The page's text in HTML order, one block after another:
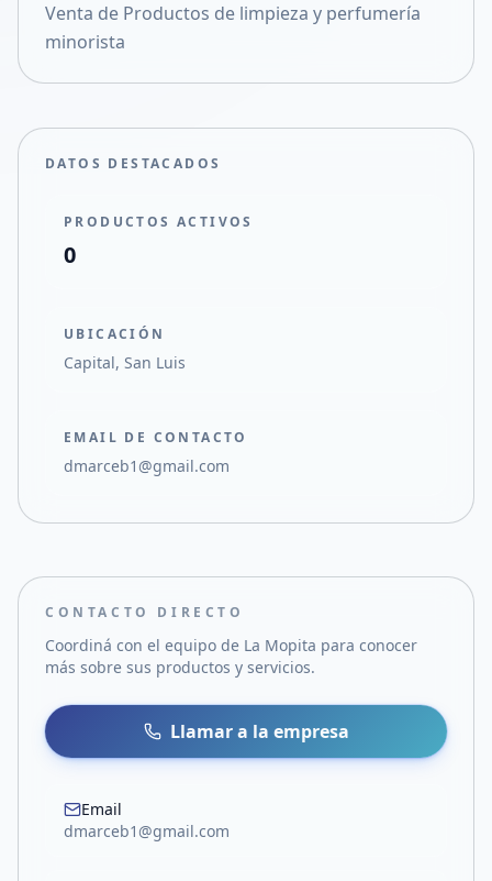
Compartir en X
Venta de Productos de limpieza y perfumería
minorista
DATOS DESTACADOS
PRODUCTOS ACTIVOS
0
UBICACIÓN
Capital, San Luis
EMAIL DE CONTACTO
dmarceb1@gmail.com
CONTACTO DIRECTO
Coordiná con el equipo de La Mopita para conocer
más sobre sus productos y servicios.
Llamar a la empresa
Email
dmarceb1@gmail.com